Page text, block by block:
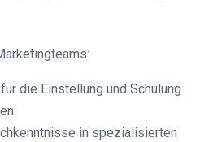
die Einstellung und Schulung
in spezialisierten